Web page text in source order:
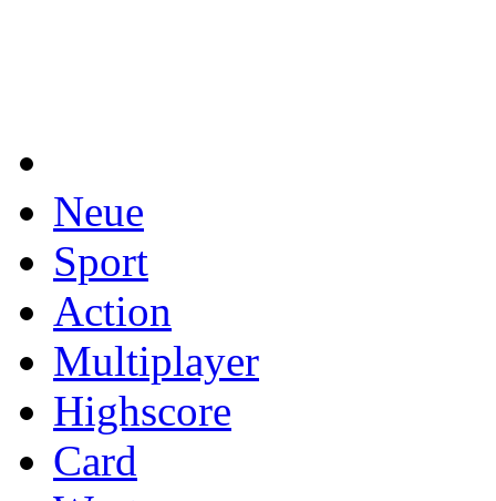
Neue
Sport
Action
Multiplayer
Highscore
Card